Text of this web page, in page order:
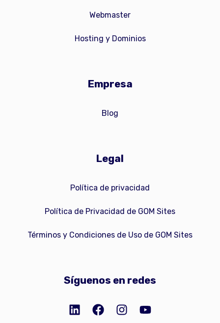
Webmaster
Hosting y Dominios
Empresa
Blog
Legal
Política de privacidad
Política de Privacidad de GOM Sites
Términos y Condiciones de Uso de GOM Sites
Síguenos en redes